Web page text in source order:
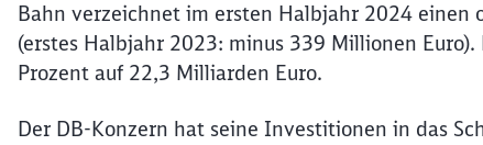
Bahn verzeichnet im ersten Halbjahr 2024 einen
(erstes Halbjahr 2023: minus 339 Millionen
Prozent auf 22,3 Milliarden Euro.
Der DB-Konzern hat seine Investitionen in das